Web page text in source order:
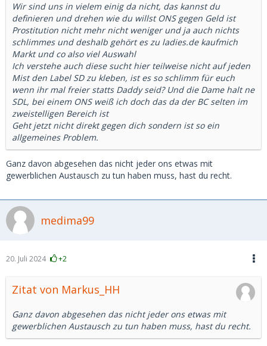
Wir sind uns in vielem einig da nicht, das kannst du
definieren und drehen wie du willst ONS gegen Geld ist
Prostitution nicht mehr nicht weniger und ja auch nichts
schlimmes und deshalb gehört es zu ladies.de kaufmich
Markt und co also viel Auswahl
Ich verstehe auch diese sucht hier teilweise nicht auf jeden
Mist den Label SD zu kleben, ist es so schlimm für euch
wenn ihr mal freier statts Daddy seid? Und die Dame halt ne
SDL, bei einem ONS weiß ich doch das da der BC selten im
zweistelligen Bereich ist
Geht jetzt nicht direkt gegen dich sondern ist so ein
allgemeines Problem.
Ganz davon abgesehen das nicht jeder ons etwas mit
gewerblichen Austausch zu tun haben muss, hast du recht.
medima99
20. Juli 2024 +2
Zitat von Markus_HH
Ganz davon abgesehen das nicht jeder ons etwas mit
gewerblichen Austausch zu tun haben muss, hast du recht.